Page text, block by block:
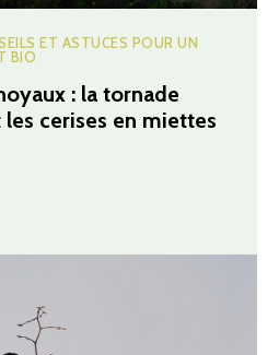
ET ASTUCES POUR UN
BIO
: la tornade
cerises en miettes